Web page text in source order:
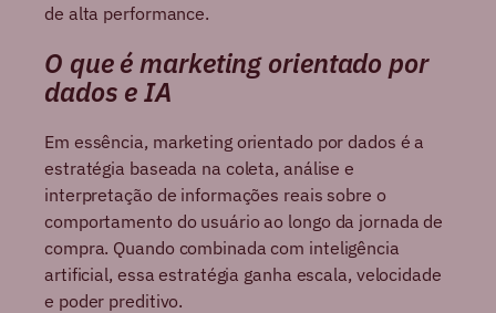
de alta performance.
O que é marketing orientado por
dados e IA
Em essência, marketing orientado por dados é a
estratégia baseada na coleta, análise e
interpretação de informações reais sobre o
comportamento do usuário ao longo da jornada de
compra. Quando combinada com inteligência
artificial, essa estratégia ganha escala, velocidade
e poder preditivo.